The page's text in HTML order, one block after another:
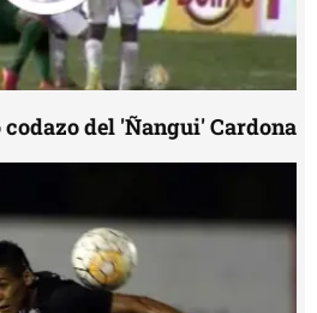
del 'Ñangui' Cardona